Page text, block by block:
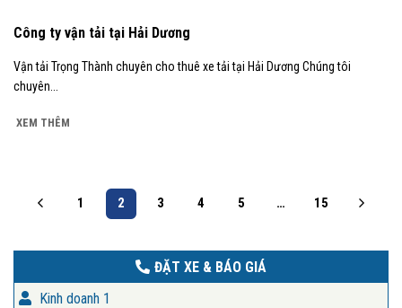
Công ty vận tải tại Hải Dương
Vận tải Trọng Thành chuyên cho thuê xe tải tại Hải Dương Chúng tôi
chuyên...
XEM THÊM
1 2 3 4 5 … 15
ĐẶT XE & BÁO GIÁ
Kinh doanh 1